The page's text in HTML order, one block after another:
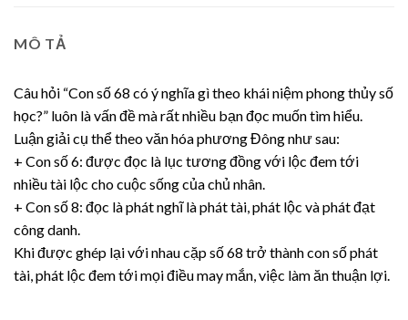
MÔ TẢ
Câu hỏi “Con số 68 có ý nghĩa gì theo khái niệm phong thủy số
học?” luôn là vấn đề mà rất nhiều bạn đọc muốn tìm hiểu.
Luận giải cụ thể theo văn hóa phương Đông như sau:
+ Con số 6: được đọc là lục tương đồng với lộc đem tới
nhiều tài lộc cho cuộc sống của chủ nhân.
+ Con số 8: đọc là phát nghĩ là phát tài, phát lộc và phát đạt
công danh.
Khi được ghép lại với nhau cặp số 68 trở thành con số phát
tài, phát lộc đem tới mọi điều may mắn, việc làm ăn thuận lợi.